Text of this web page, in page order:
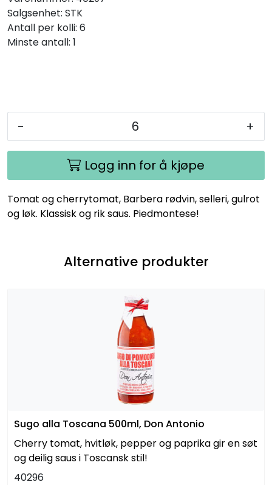
Salgsenhet: STK
Antall per kolli: 6
Minste antall: 1
- +
Logg inn for å kjøpe
Tomat og cherrytomat, Barbera rødvin, selleri, gulrot
og løk. Klassisk og rik saus. Piedmontese!
Alternative produkter
Sugo alla Toscana 500ml, Don Antonio
Cherry tomat, hvitløk, pepper og paprika gir en søt
og deilig saus i Toscansk stil!
40296